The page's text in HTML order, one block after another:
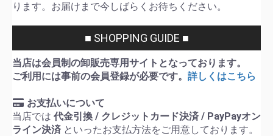
ります。お届けまで今しばらくお待ちください。
■ SHOPPING GUIDE ■
当店は会員制の卸販売専用サイトとなっております。
ご利用には事前の会員登録が必要です。 詳しくはこちら
お支払いについて
当店では 代金引換 / クレジットカード決済 / PayPayオン
ライン決済 といったお支払方法をご用意しております。